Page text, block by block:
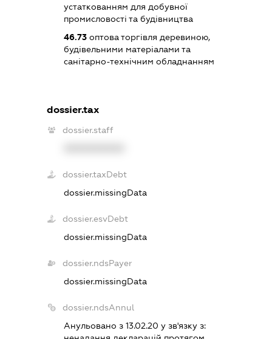
устаткованням для добувної
промисловості та будівництва
46.73 оптова торгівля деревиною,
будівельними матеріалами та
санітарно-технічним обладнанням
dossier.tax
dossier.staff
dossier.taxDebt
dossier.missingData
dossier.esvDebt
dossier.missingData
dossier.ndsPayer
dossier.missingData
dossier.ndsAnnul
Анульовано з 13.02.20 у зв'язку з: